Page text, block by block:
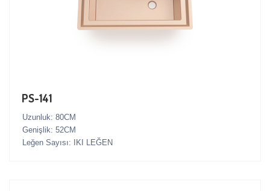
PS-141
Uzunluk: 80CM
Genişlik: 52CM
Leğen Sayısı: IKI LEĞEN